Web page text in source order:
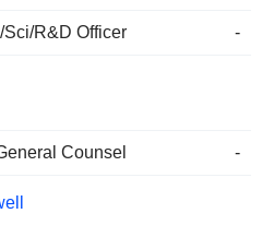
Sci/R&D Officer -
Counsel -